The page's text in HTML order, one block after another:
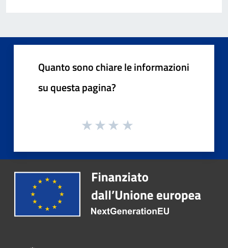
Quanto sono chiare le informazioni
su questa pagina?